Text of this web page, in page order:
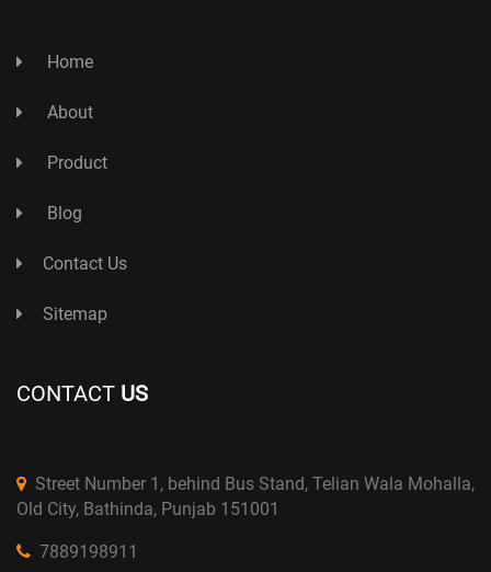
Home
About
Product
Blog
Contact Us
Sitemap
CONTACT US
Street Number 1, behind Bus Stand, Telian Wala Mohalla,
Old City, Bathinda, Punjab 151001
7889198911